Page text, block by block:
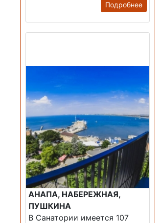
Подробнее
АНАПА, НАБЕРЕЖНАЯ,
ПУШКИНА
В Санатории имеется 107